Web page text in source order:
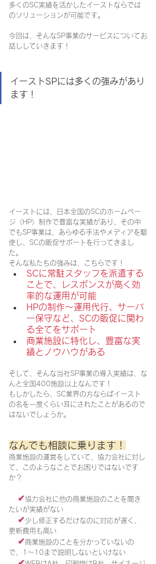
多くのSC実績を活かしたイーストならでは
のソリューションが可能です。
今回は、そんなSP事業のサービスについてお
話ししていきます！
イーストSPには多くの強みがあり
ます！
イーストには、日本全国のSCのホームペー
ジ（HP）制作で豊富な実績があり、その中
でもSP事業は、あらゆる手法やメディアを駆
使し、SCの販促サポートを行ってきまし
た。
そんな私たちの強みは、こちらです！
SCに常駐スタッフを派遣する
ことで、レスポンスが高く効
率的な運用が可能
HPの制作～運用代行、サーバ
ー保守など、SCの販促に関わ
る全てをサポート
商業施設に特化し、豊富な実
績とノウハウがある
そして、そんな当社SP事業の導入実績は、な
んと全国400施設以上なんです！
もしかしたら、SC業界の方ならばイースト
の名を一度くらい耳にされたことがあるので
はないでしょうか。
なんでも相談に乗ります！
商業施設の運営をしていて、協力会社に対し
て、このようなことでお困りではないです
か？
✔協力会社に他の商業施設のことを聞き
たいが実績がない
✔少し修正するだけなのに対応が遅く、
更新費用も高い
✔商業施設のことを分かっていないの
で、1～10まで説明しないといけない